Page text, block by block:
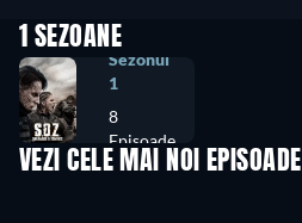
1 SEZOANE
Sezonul
1
8
Episoade
VEZI CELE MAI NOI EPISOADE